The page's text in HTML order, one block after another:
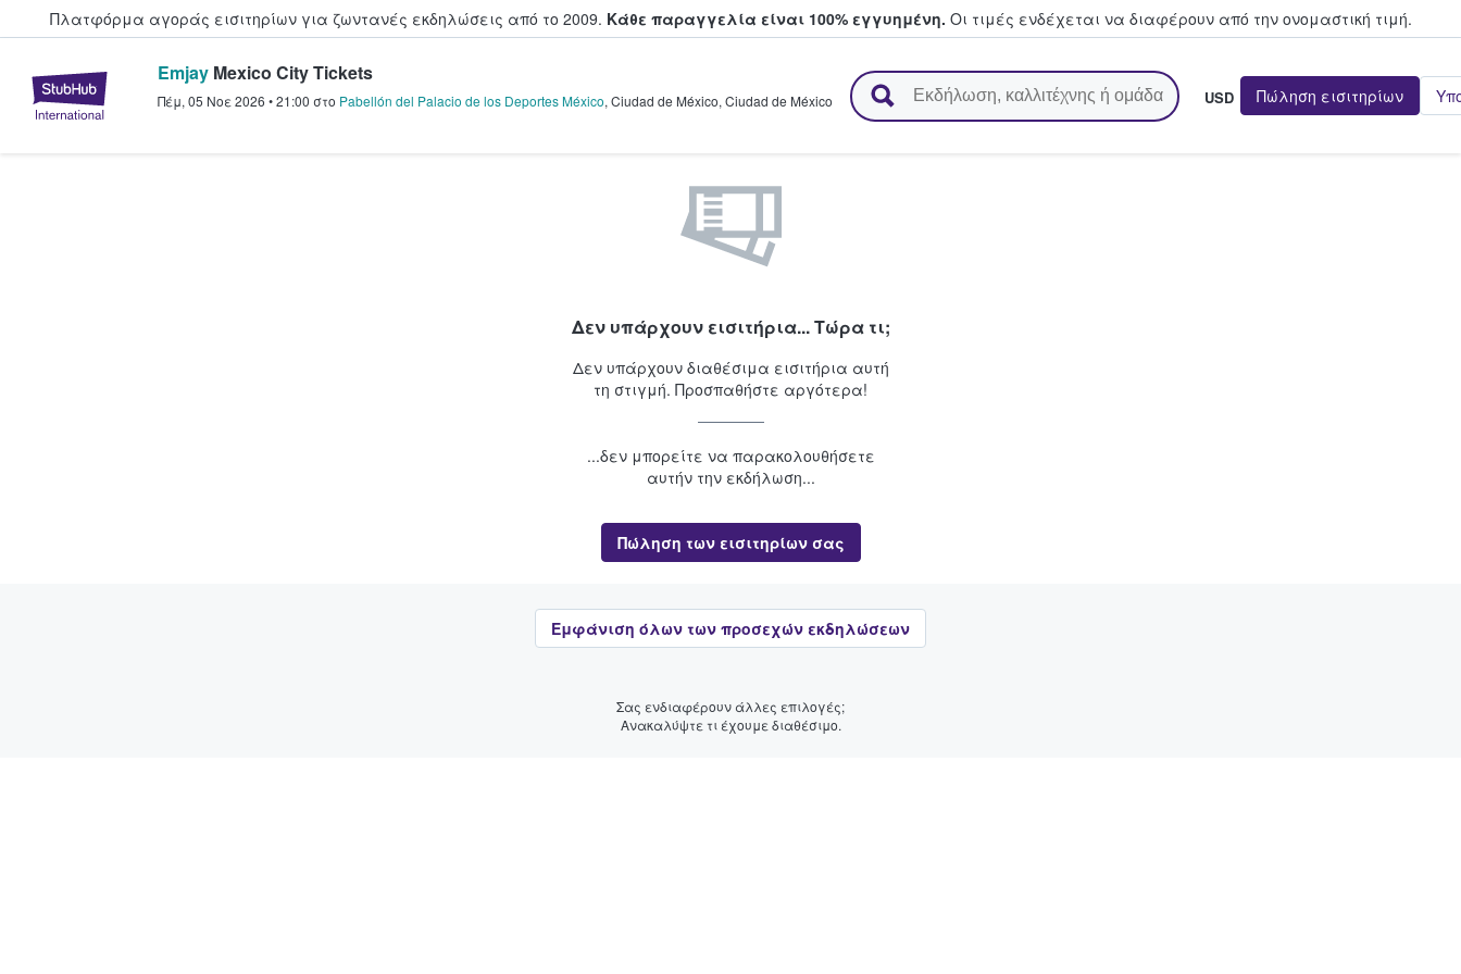
Πλατφόρμα αγοράς εισιτηρίων για ζωντανές εκδηλώσεις από το 2009. Κάθε παραγγελία είναι 100% εγγυημένη. Οι τιμές ενδέχεται να διαφέρουν από την oνομαστική τιμή.
StubHub - Όπου οι φαν αγοράζουν και πουλούν εισιτήρια
Emjay Mexico City Tickets
Πέμ, 05 Νοε 2026 •21:00 στο Pabellón del Palacio de los Deportes México, Ciudad de México, Ciudad de México USD Πώληση εισιτηρίων
Δεν υπάρχουν εισιτήρια... Τώρα τι;
Δεν υπάρχουν διαθέσιμα εισιτήρια αυτή
τη στιγμή. Προσπαθήστε αργότερα!
...δεν μπορείτε να παρακολουθήσετε
αυτήν την εκδήλωση...
Πώληση των εισιτηρίων σας
Εμφάνιση όλων των προσεχών εκδηλώσεων
Σας ενδιαφέρουν άλλες επιλογές;
Ανακαλύψτε τι έχουμε διαθέσιμο.